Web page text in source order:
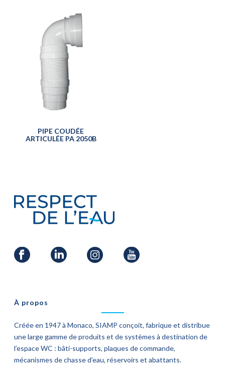
PIPE COUDÉE
ARTICULÉE PA 2050B
À propos
Créée en 1947 à Monaco, SIAMP conçoit, fabrique et distribue
une large gamme de produits et de systèmes à destination de
l’espace WC : bâti-supports, plaques de commande,
mécanismes de chasse d’eau, réservoirs et abattants.